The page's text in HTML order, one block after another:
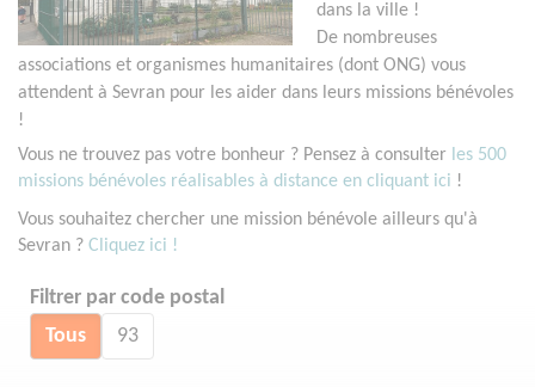
dans la ville !
De nombreuses
associations et organismes humanitaires (dont ONG) vous
attendent à Sevran pour les aider dans leurs missions bénévoles
!
Vous ne trouvez pas votre bonheur ? Pensez à consulter les 500
missions bénévoles réalisables à distance en cliquant ici !
Vous souhaitez chercher une mission bénévole ailleurs qu'à
Sevran ? Cliquez ici !
Filtrer par code postal
Tous 93